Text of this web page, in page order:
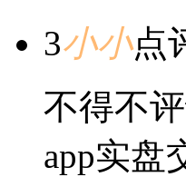
3小小点
不得不
app实盘